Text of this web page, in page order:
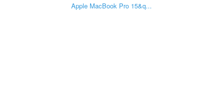
Apple MacBook Pro 15&q...